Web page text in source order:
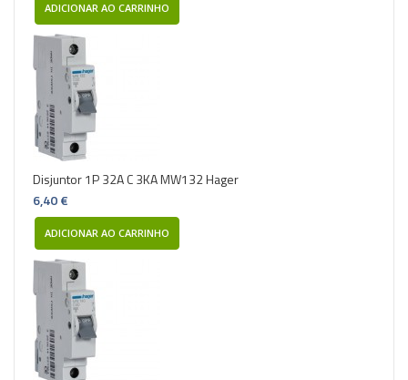
ADICIONAR AO CARRINHO
Disjuntor 1P 32A C 3KA MW132 Hager
6,40 €
ADICIONAR AO CARRINHO